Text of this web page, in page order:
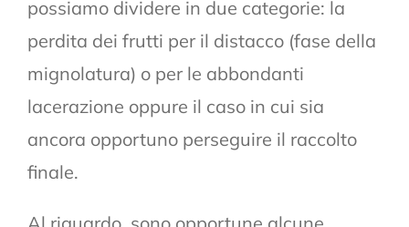
possiamo dividere in due categorie: la
perdita dei frutti per il distacco (fase della
mignolatura) o per le abbondanti
lacerazione oppure il caso in cui sia
ancora opportuno perseguire il raccolto
finale.